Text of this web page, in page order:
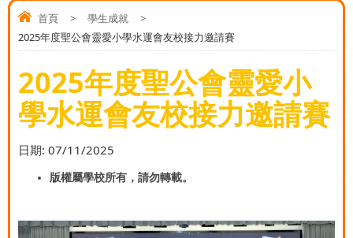
首頁 > 學生成就
>
2025年度聖公會靈愛小學水運會友校接力邀請賽
2025年度聖公會靈愛小
學水運會友校接力邀請賽
日期: 07/11/2025
版權屬學校所有，請勿轉載。